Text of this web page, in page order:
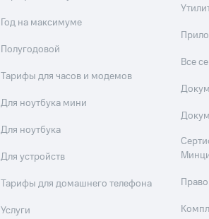
Год на максимуме
Полугодовой
Тарифы для часов и модемов
Для ноутбука мини
Для ноутбука
Для устройств
Тарифы для домашнего телефона
Услуги
Все